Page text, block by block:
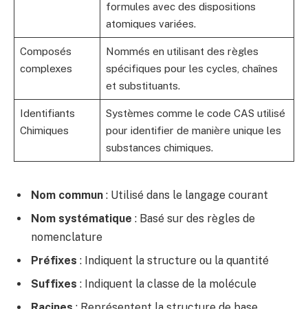
formules avec des dispositions
atomiques variées.
Composés
complexes
Nommés en utilisant des règles
spécifiques pour les cycles, chaînes
et substituants.
Identifiants
Chimiques
Systèmes comme le code CAS utilisé
pour identifier de manière unique les
substances chimiques.
Nom commun : Utilisé dans le langage courant
Nom systématique : Basé sur des règles de
nomenclature
Préfixes : Indiquent la structure ou la quantité
Suffixes : Indiquent la classe de la molécule